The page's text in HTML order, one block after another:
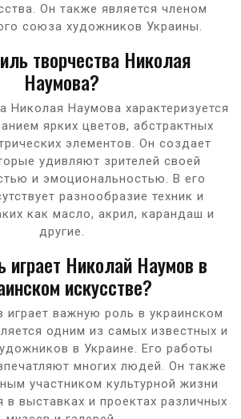
Он также является членом
союза художников Украины.
творчества Николая
Наумова?
Николая Наумова характеризуется
ярких цветов, абстрактных
элементов. Он создает
удивляют зрителей своей
и эмоциональностью. В его
разнообразие техник и
как масло, акрил, карандаш и
другие.
играет Николай Наумов в
искусстве?
играет важную роль в украинском
одним из самых известных и
в Украине. Его работы
многих людей. Он также
участником культурной жизни
в выставках и проектах различных